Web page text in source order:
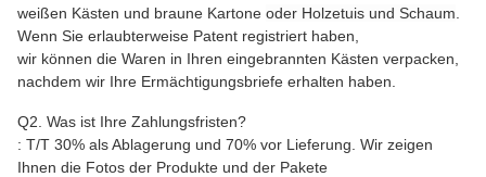
weißen Kästen und braune Kartone oder Holzetuis und Schaum
Wenn Sie erlaubterweise Patent registriert haben,
wir können die Waren in Ihren eingebrannten Kästen verpacken,
nachdem wir Ihre Ermächtigungsbriefe erhalten haben.
Q2. Was ist Ihre Zahlungsfristen?
: T/T 30% als Ablagerung und 70% vor Lieferung. Wir zeigen
Ihnen die Fotos der Produkte und der Pakete